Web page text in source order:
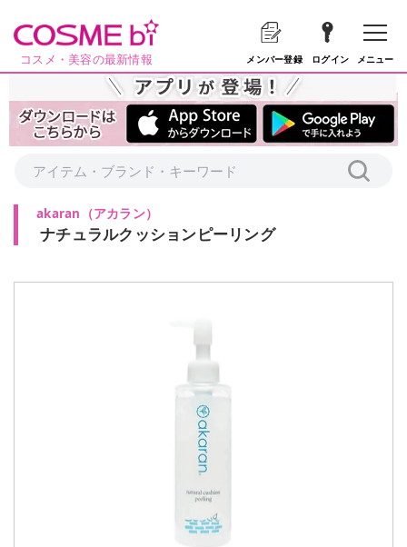
コスメ・美容の最新情報 メンバー登録 ログイン メニュー
akaran （アカラン）
ナチュラルクッションピーリング